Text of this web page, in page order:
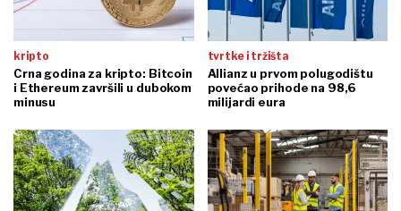
Zaboravljeni Đuro Jelačić: Od
smijenjenog generala do
gospodarstvenika
Jesu li kazne za šibenske
kafiće doista bile prestroge?
financije komentari